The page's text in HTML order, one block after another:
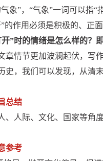
气象”，“气象”一词可以指
的作用必须是积极的、正面
”时的情绪是怎么样的？
章情节更加波澜起伏，
史，我们可以发现，从清
总结
、人际、文化、国家等角
参考